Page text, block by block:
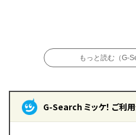
もっと読む（G-
G-Search ミッケ！ ご利